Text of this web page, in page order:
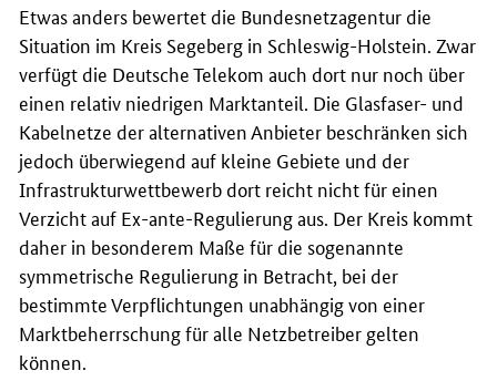
Etwas anders bewertet die Bundesnetzagentur die
Situation im Kreis Segeberg in Schleswig-Holstein. Zwar
verfügt die Deutsche Telekom auch dort nur noch über
einen relativ niedrigen Marktanteil. Die Glasfaser- und
Kabelnetze der alternativen Anbieter beschränken sich
jedoch überwiegend auf kleine Gebiete und der
Infrastrukturwettbewerb dort reicht nicht für einen
Verzicht auf Ex-ante-Regulierung aus. Der Kreis kommt
daher in besonderem Maße für die sogenannte
symmetrische Regulierung in Betracht, bei der
bestimmte Verpflichtungen unabhängig von einer
Marktbeherrschung für alle Netzbetreiber gelten
können.